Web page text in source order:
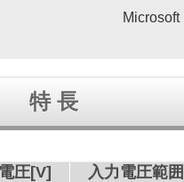
特 長
圧[V] 入力電圧範